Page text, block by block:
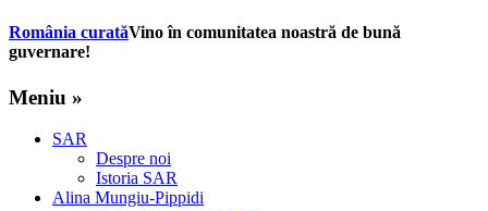
România curatăVino în comunitatea noastră de bună
guvernare!
Meniu »
SAR
Despre noi
Istoria SAR
Alina Mungiu-Pippidi